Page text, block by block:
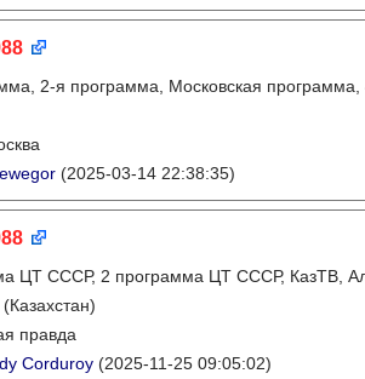
2-я программа, Московская
(2025-03-14 22:38:35)
ЦТ СССР, 2 программа ЦТ СССР, КазТВ,
правда
Corduroy (2025-11-25 09:05:02)